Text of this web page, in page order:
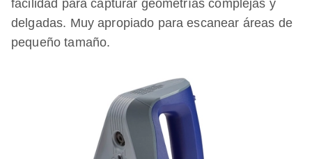
facilidad para capturar geometrías complejas y
delgadas. Muy apropiado para escanear áreas de
pequeño tamaño.